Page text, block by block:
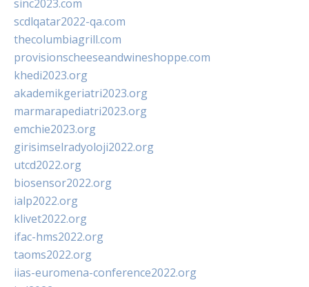
sinc2023.com
scdlqatar2022-qa.com
thecolumbiagrill.com
provisionscheeseandwineshoppe.com
khedi2023.org
akademikgeriatri2023.org
marmarapediatri2023.org
emchie2023.org
girisimselradyoloji2022.org
utcd2022.org
biosensor2022.org
ialp2022.org
klivet2022.org
ifac-hms2022.org
taoms2022.org
iias-euromena-conference2022.org